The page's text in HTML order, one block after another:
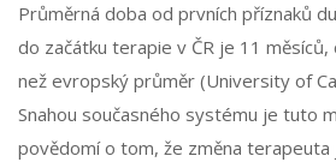
Průměrná doba od prvních příznaků
do začátku terapie v ČR je 11
než evropský průměr (University of
Snahou současného systému je tuto
povědomí o tom, že změna terapeuta